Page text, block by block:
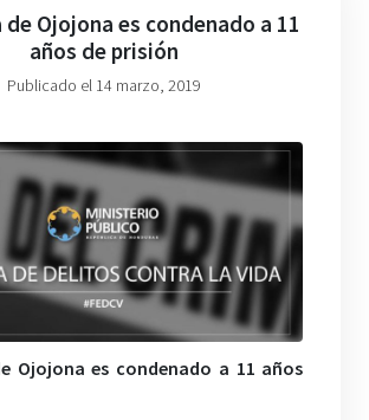
Ojojona es condenado a 11
años de prisión
Publicado el 14 marzo, 2019
Ojojona es condenado a 11 años